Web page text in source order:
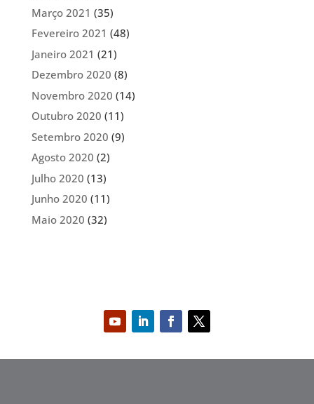
Março 2021 (35)
Fevereiro 2021 (48)
Janeiro 2021 (21)
Dezembro 2020 (8)
Novembro 2020 (14)
Outubro 2020 (11)
Setembro 2020 (9)
Agosto 2020 (2)
Julho 2020 (13)
Junho 2020 (11)
Maio 2020 (32)